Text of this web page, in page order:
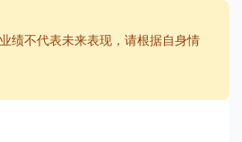
绩不代表未来表现，请根据自身情